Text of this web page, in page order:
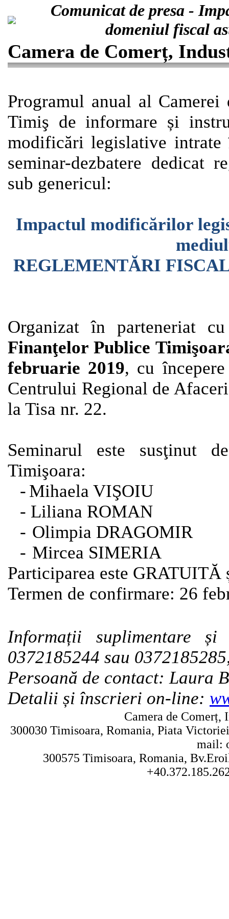
Comunicat de presa -
domeniul fiscal
Camera de Comerț,
Programul anual al
Timiş de informare și
modificări legislative
seminar-dezbatere dedicat
sub genericul:
Impactul modificărilor
REGLEMENTĂRI
Organizat în parteneriat
Finanţelor Publice
februarie 2019, cu
Centrului Regional de
la Tisa nr. 22.
Seminarul este susţinut
Timişoara:
- Mihaela VIŞOIU
- Liliana ROMAN
- Olimpia DRAGOMIR
- Mircea SIMERIA
Participarea este GRATUITĂ
Termen de confirmare: 26
Informații suplimentare
0372185244 sau
Persoană de contact:Laura
Detalii și înscrieri on-line:
Camera de
300030 Timisoara, Romania, Piata
mail:
300575 Timisoara, Romania,